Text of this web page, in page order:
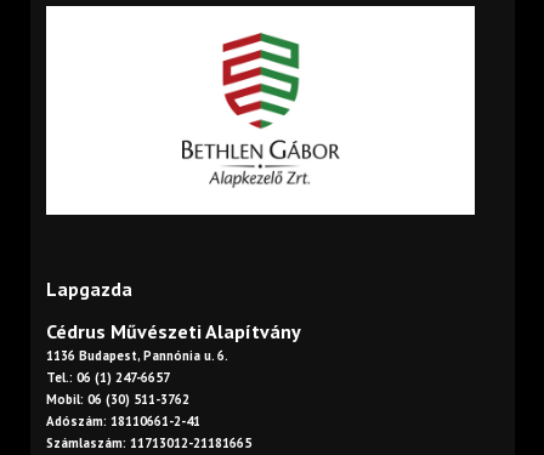
Lapgazda
Cédrus Művészeti Alapítvány
1136 Budapest, Pannónia u. 6.
Tel.: 06 (1) 247-6657
Mobil: 06 (30) 511-3762
Adószám: 18110661-2-41
Számlaszám: 11713012-21181665